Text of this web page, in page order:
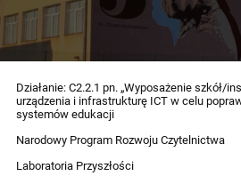
Realizowane
Projekty
Działanie: C2.2.1 pn. „Wyposażenie szkół/
urządzenia i infrastrukturę ICT w celu
systemów edukacji
Narodowy Program Rozwoju Czytelnictwa
Laboratoria Przyszłości